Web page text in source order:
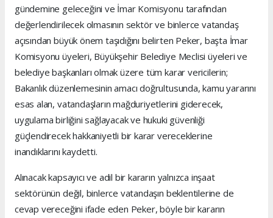
gündemine geleceğini ve İmar Komisyonu tarafından
değerlendirilecek olmasının sektör ve binlerce vatandaş
açısından büyük önem taşıdığını belirten Peker, başta İmar
Komisyonu üyeleri, Büyükşehir Belediye Meclisi üyeleri ve
belediye başkanları olmak üzere tüm karar vericilerin;
Bakanlık düzenlemesinin amacı doğrultusunda, kamu yararını
esas alan, vatandaşların mağduriyetlerini giderecek,
uygulama birliğini sağlayacak ve hukuki güvenliği
güçlendirecek hakkaniyetli bir karar vereceklerine
inandıklarını kaydetti.
Alınacak kapsayıcı ve adil bir kararın yalnızca inşaat
sektörünün değil, binlerce vatandaşın beklentilerine de
cevap vereceğini ifade eden Peker, böyle bir kararın